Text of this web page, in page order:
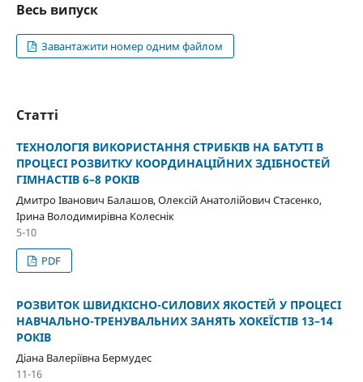
Весь випуск
Завантажити номер одним файлом
Статті
ТЕХНОЛОГІЯ ВИКОРИСТАННЯ СТРИБКІВ НА БАТУТІ В
ПРОЦЕСІ РОЗВИТКУ КООРДИНАЦІЙНИХ ЗДІБНОСТЕЙ
ГІМНАСТІВ 6–8 РОКІВ
Дмитро Іванович Балашов, Олексій Анатолійович Стасенко,
Ірина Володимирівна Колеснік
5-10
PDF
РОЗВИТОК ШВИДКІСНО-СИЛОВИХ ЯКОСТЕЙ У ПРОЦЕСІ
НАВЧАЛЬНО-ТРЕНУВАЛЬНИХ ЗАНЯТЬ ХОКЕЇСТІВ 13–14
РОКІВ
Діана Валеріївна Бермудес
11-16